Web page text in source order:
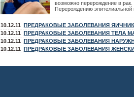
возможно перерождение в рак.
Перерождению эпителиальной
изменений клеточных
предраковым состояниям
гиперплазия и гипертрофия
увеличение количества
появление клеточной атипии и
10.12.11 ПРЕДРАКОВЫЕ ЗАБОЛЕВАНИЯ
10.12.11 ПРЕДРАКОВЫЕ ЗАБОЛЕВАНИЯ ТЕЛА
10.12.11 ПРЕДРАКОВЫЕ ЗАБОЛЕВАНИЯ
ПОЛОВЫХ ОРГАНОВ
10.12.11 ПРЕДРАКОВЫЕ ЗАБОЛЕВАНИЯ